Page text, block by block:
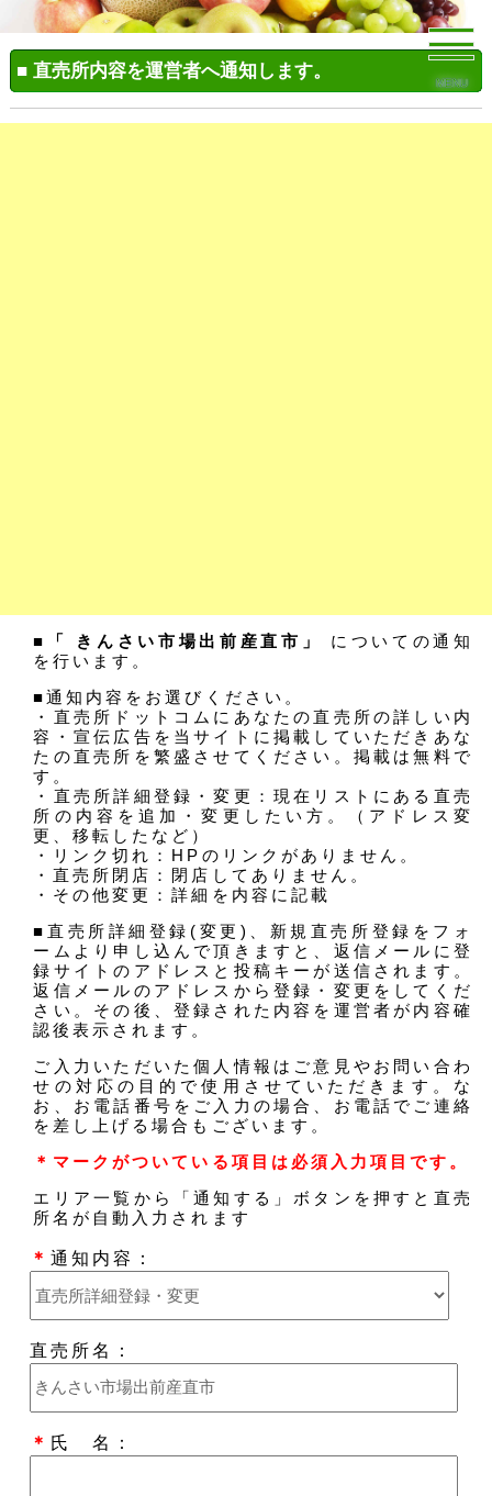
MENU
■ 直売所内容を運営者へ通知します。
■「 きんさい市場出前産直市」 についての通知
を行います。
■通知内容をお選びください。
・直売所ドットコムにあなたの直売所の詳しい内
容・宣伝広告を当サイトに掲載していただきあな
たの直売所を繁盛させてください。掲載は無料で
す。
・直売所詳細登録・変更：現在リストにある直売
所の内容を追加・変更したい方。（アドレス変
更、移転したなど）
・リンク切れ：HPのリンクがありません。
・直売所閉店：閉店してありません。
・その他変更：詳細を内容に記載
■直売所詳細登録(変更)、新規直売所登録をフォ
ームより申し込んで頂きますと、返信メールに登
録サイトのアドレスと投稿キーが送信されます。
返信メールのアドレスから登録・変更をしてくだ
さい。その後、登録された内容を運営者が内容確
認後表示されます。
ご入力いただいた個人情報はご意見やお問い合わ
せの対応の目的で使用させていただきます。な
お、お電話番号をご入力の場合、お電話でご連絡
を差し上げる場合もございます。
＊マークがついている項目は必須入力項目です。
エリア一覧から「通知する」ボタンを押すと直売
所名が自動入力されます
＊通知内容：
直売所名：
＊ 氏 名：